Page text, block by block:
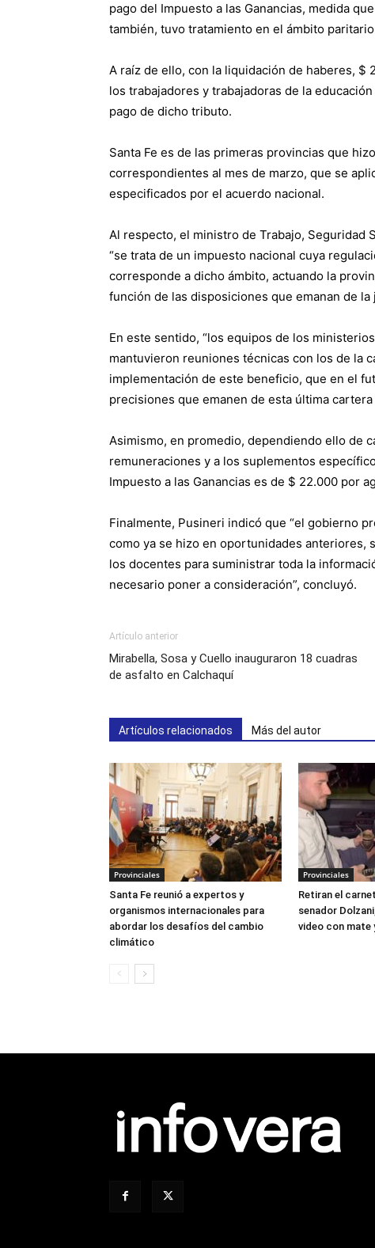
pago del Impuesto a las Ganancias, medida
también, tuvo tratamiento en el ámbito
A raíz de ello, con la liquidación de haberes,
los trabajadores y trabajadoras de la
pago de dicho tributo.
Santa Fe es de las primeras provincias que
correspondientes al mes de marzo, que se
especificados por el acuerdo nacional.
Al respecto, el ministro de Trabajo, Seguridad
“se trata de un impuesto nacional cuya
corresponde a dicho ámbito, actuando la
función de las disposiciones que emanan de la
En este sentido, “los equipos de los
mantuvieron reuniones técnicas con los de la
implementación de este beneficio, que en el
precisiones que emanen de esta última
Asimismo, en promedio, dependiendo ello de
remuneraciones y a los suplementos
Impuesto a las Ganancias es de $ 22.000 por
Finalmente, Pusineri indicó que “el gobierno
como ya se hizo en oportunidades anteriores,
los docentes para suministrar toda la
necesario poner a consideración”, concluyó.
Artículo anterior
Mirabella, Sosa y Cuello inauguraron 18 cuadras
de asfalto en Calchaquí
Artículos relacionados Más del autor
Provinciales
Santa Fe reunió a expertos y
organismos internacionales para
abordar los desafíos del cambio
climático
Provinciales
Retiran el
senador
video con mate